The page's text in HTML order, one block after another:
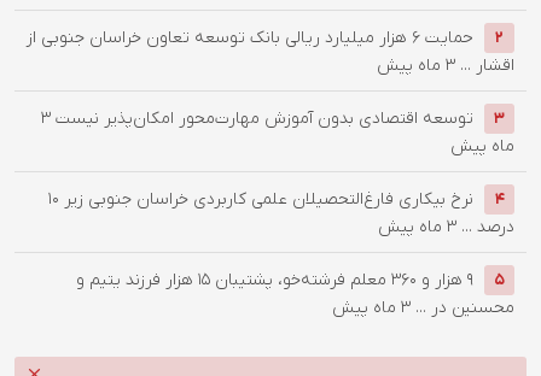
2
حمایت 6 هزار میلیارد ریالی بانک توسعه تعاون خراسان جنوبی از
اقشار ... 3 ماه پیش
3 توسعه اقتصادی بدون آموزش مهارت‌محور امکان‌پذیر نیست 3
ماه پیش
4
نرخ بیکاری فارغ‌التحصیلان علمی کاربردی خراسان جنوبی زیر ۱۰
درصد ... 3 ماه پیش
5
۹ هزار و 360 معلم فرشته‌خو، پشتیبان ۱۵ هزار فرزند یتیم و
محسنین در ... 3 ماه پیش